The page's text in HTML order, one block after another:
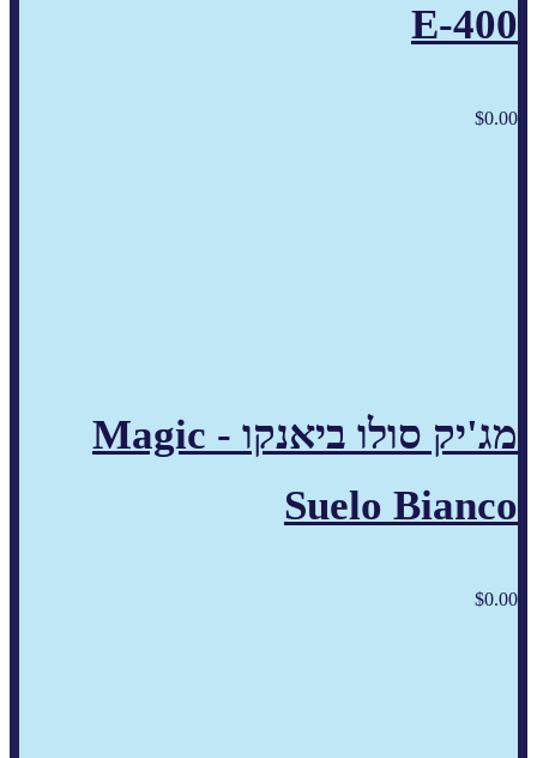
E-400
$0.00
מג'יק סולו ביאנקו - Magic
Suelo Bianco
$0.00